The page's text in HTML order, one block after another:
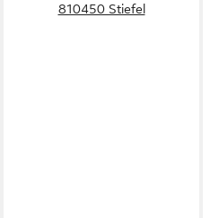
810450 Stiefel